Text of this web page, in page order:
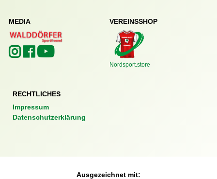
MEDIA VEREINSSHOP
Nordsport.store
RECHTLICHES
Impressum
Datenschutzerklärung
Ausgezeichnet mit: